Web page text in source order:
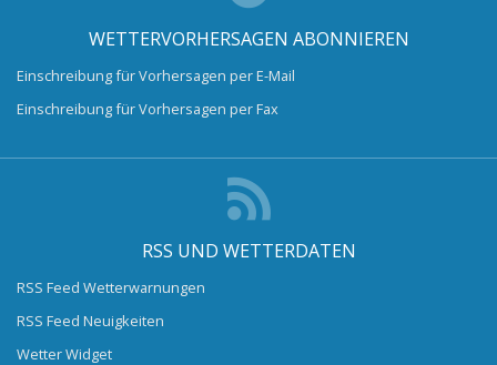
WETTERVORHERSAGEN ABONNIEREN
Einschreibung für Vorhersagen per E-Mail
Einschreibung für Vorhersagen per Fax
RSS UND WETTERDATEN
RSS Feed Wetterwarnungen
RSS Feed Neuigkeiten
Wetter Widget